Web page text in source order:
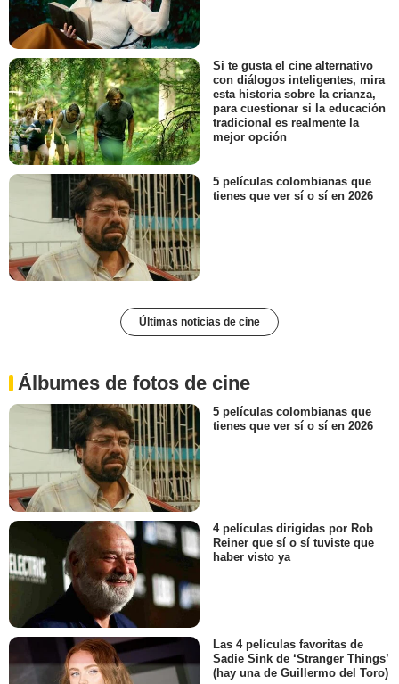
Si te gusta el cine alternativo
con diálogos inteligentes, mira
esta historia sobre la crianza,
para cuestionar si la educación
tradicional es realmente la
mejor opción
5 películas colombianas que
tienes que ver sí o sí en 2026
Últimas noticias de cine
Álbumes de fotos de cine
5 películas colombianas que
tienes que ver sí o sí en 2026
4 películas dirigidas por Rob
Reiner que sí o sí tuviste que
haber visto ya
Las 4 películas favoritas de
Sadie Sink de ‘Stranger Things’
(hay una de Guillermo del Toro)